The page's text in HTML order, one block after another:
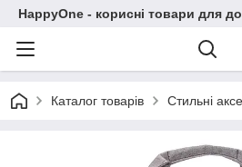
HappyOne - корисні товари для
Каталог товарів Стильні